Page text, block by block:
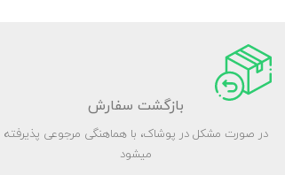
بازگشت سفارش
در صورت مشکل در پوشاک، با هماهنگی مرجوعی پذیرفته
میشود